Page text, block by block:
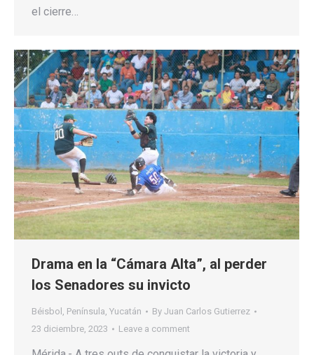
el cierre…
Drama en la “Cámara Alta”, al perder
los Senadores su invicto
Béisbol , Península, Yucatán By Juan Carlos Gutierrez
23 diciembre, 2023
Leave a comment